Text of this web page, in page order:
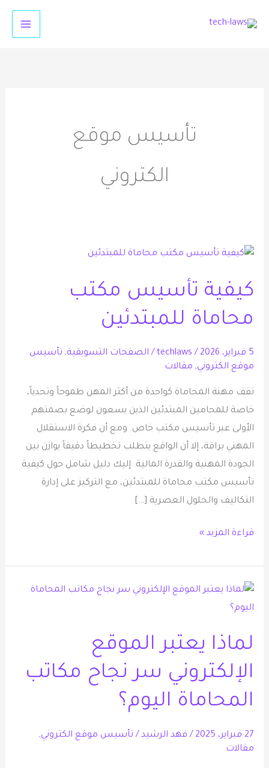
تأسيس موقع
الكتروني
كيفية تأسيس مكتب
محاماة للمبتدئين
5 فبراير، 2026 /
techlaws
/ الصفحات التسويقية, تأسيس
موقع الكتروني, مقالات
تقف مهنة المحاماة كواحدة من أكثر المهن طموحاً وتحدياً،
خاصة للمحامين المبتدئين الذين يسعون لوضع بصمتهم
الأولى عبر تأسيس مكتب خاص. ومع أن فكرة الاستقلال
المهني براقة، إلا أن الواقع يتطلب تخطيطاً دقيقاً يوازن بين
الجودة المهنية والقدرة المالية. إليك دليل شامل حول كيفية
تأسيس مكتب محاماة للمبتدئين، مع التركيز على إدارة
التكاليف والحلول العصرية […]
كيفية
مكتب
للمبتدئين
قراءة المزيد »
لماذا يعتبر الموقع
الإلكتروني سر نجاح مكاتب
المحاماة اليوم؟
27 فبراير، 2025 / فهد الرشيد/ تأسيس موقع الكتروني,
مقالات
لماذا
يعتبر
الإلكتروني
سر
نجاح
مكاتب
اليوم؟